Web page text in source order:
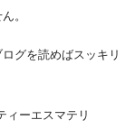
。
グを読めばスッキリ
ィーエスマテリ